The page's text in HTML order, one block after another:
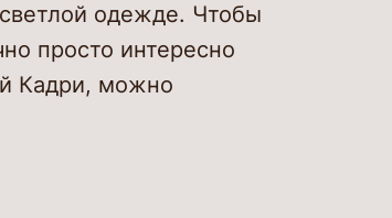
одежде. Чтобы
просто интересно
Кадри, можно